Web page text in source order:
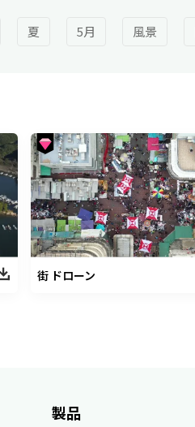
夏 5月 風景
街 ドローン
製品